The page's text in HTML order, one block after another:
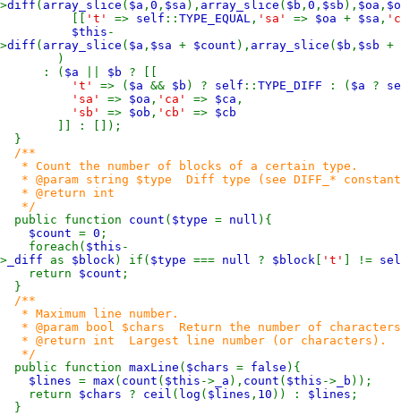
>diff ( array_slice ( $a , 0 , $sa ), array_slice ( $b , 0 , $sb ), $oa ,
[[ 't' => self :: TYPE_EQUAL , 'sa' => $oa + $sa ,
$this -
>diff ( array_slice ( $a , $sa + $count ), array_slice ( $b , $sb +
)
: ( $a $b ? [[
't' => ( $a && $b ) ? self :: TYPE_DIFF : ( $a ?
'sa' => $oa , 'ca' => $ca ,
'sb' => $ob , 'cb' => $cb
]] : []);
}
/**
* Count the number of blocks of a certain type.
* @param string $type Diff type (see DIFF_*
* @return int
*/
public function count ( $type = null ){
$count = 0 ;
foreach( $this -
> _diff as $block ) if( $type === null ? $block [ 't' ] !=
return $count ;
}
/**
* Maximum line number.
* @param bool $chars Return the number of
* @return int Largest line number (or characters).
*/
public function maxLine ( $chars = false ){
$lines = max ( count ( $this -> _a ), count ( $this -> _b ));
return $chars ? ceil ( log ( $lines , 10 )) : $lines ;
}